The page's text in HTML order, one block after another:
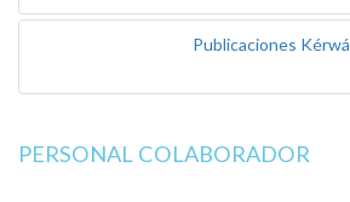
Publicaciones Kérwá
PERSONAL COLABORADOR